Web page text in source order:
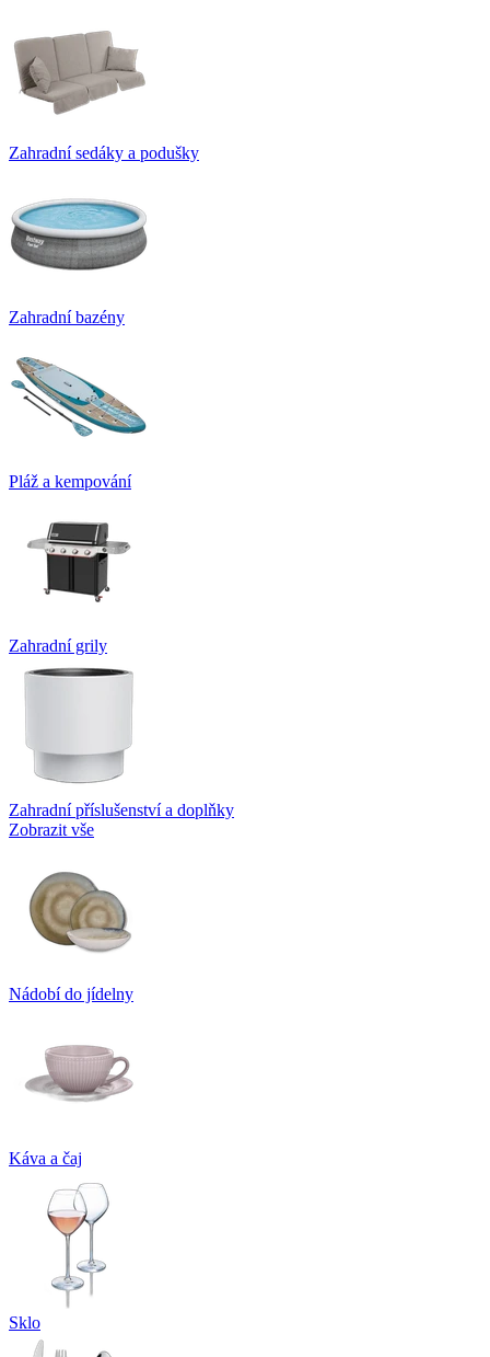
Zahradní sedáky a podušky
Zahradní bazény
Pláž a kempování
Zahradní grily
Zahradní příslušenství a doplňky
Zobrazit vše
Nádobí do jídelny
Káva a čaj
Sklo